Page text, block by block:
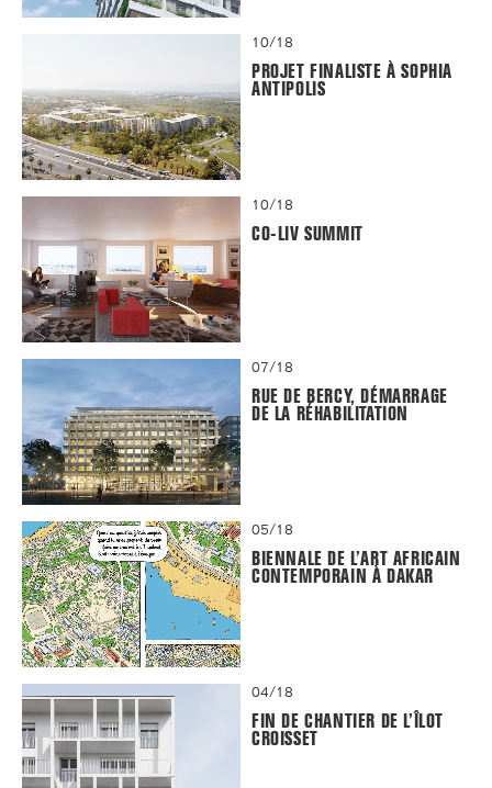
10/18
PROJET FINALISTE À SOPHIA
ANTIPOLIS
10/18
CO-LIV SUMMIT
07/18
RUE DE BERCY, DÉMARRAGE
DE LA RÉHABILITATION
05/18
BIENNALE DE L’ART AFRICAIN
CONTEMPORAIN À DAKAR
04/18
FIN DE CHANTIER DE L’ÎLOT
CROISSET